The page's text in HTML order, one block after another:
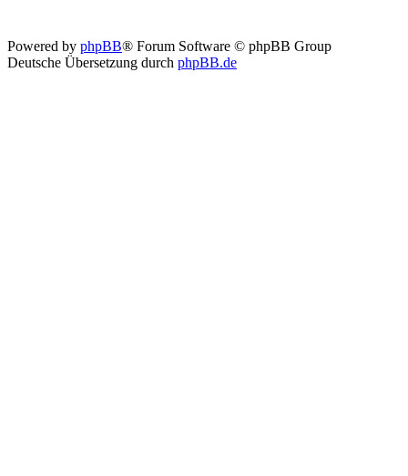
Powered by phpBB® Forum Software © phpBB Group
Deutsche Übersetzung durch phpBB.de